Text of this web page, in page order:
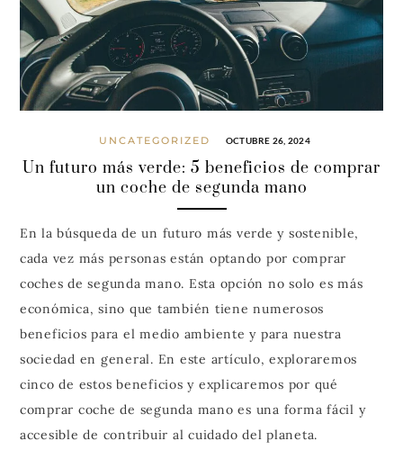
UNCATEGORIZED OCTUBRE 26, 2024
Un futuro más verde: 5 beneficios de comprar
un coche de segunda mano
En la búsqueda de un futuro más verde y sostenible,
cada vez más personas están optando por comprar
coches de segunda mano. Esta opción no solo es más
económica, sino que también tiene numerosos
beneficios para el medio ambiente y para nuestra
sociedad en general. En este artículo, exploraremos
cinco de estos beneficios y explicaremos por qué
comprar coche de segunda mano es una forma fácil y
accesible de contribuir al cuidado del planeta.